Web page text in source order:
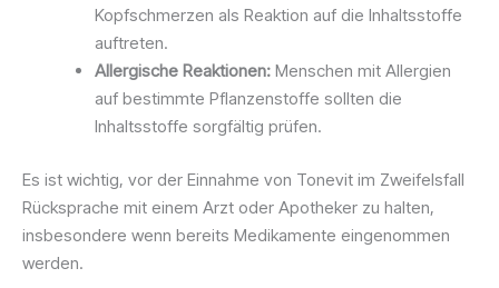
Kopfschmerzen als Reaktion auf die Inhaltsstoffe
auftreten.
Allergische Reaktionen: Menschen mit Allergien
auf bestimmte Pflanzenstoffe sollten die
Inhaltsstoffe sorgfältig prüfen.
Es ist wichtig, vor der Einnahme von Tonevit im Zweifelsfall
Rücksprache mit einem Arzt oder Apotheker zu halten,
insbesondere wenn bereits Medikamente eingenommen
werden.